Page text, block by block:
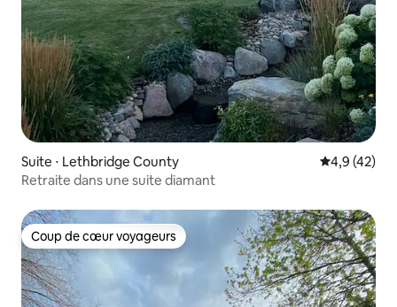
Suite ⋅ Lethbridge County Évaluation
4,9 (42)
Retraite dans une suite diamant
Coup de cœur voyageurs
Coup de cœur voyageurs